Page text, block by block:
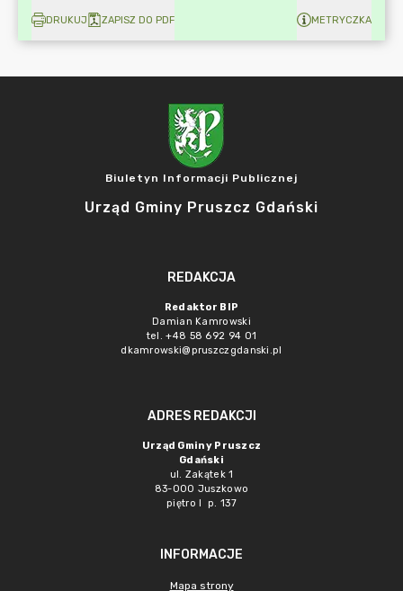
DRUKUJ ZAPISZ DO PDF METRYCZKA
Biuletyn Informacji Publicznej
Urząd Gminy Pruszcz Gdański
REDAKCJA
Redaktor BIP
Damian Kamrowski
tel. +48 58 692 94 01
dkamrowski@pruszczgdanski.pl
ADRES REDAKCJI
Urząd Gminy Pruszcz
Gdański
ul. Zakątek 1
83-000 Juszkowo
piętro I p. 137
INFORMACJE
Mapa strony